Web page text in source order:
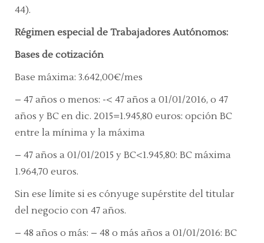
44).
Régimen especial de Trabajadores Autónomos:
Bases de cotización
Base máxima: 3.642,00€/mes
– 47 años o menos: -< 47 años a 01/01/2016, o 47
años y BC en dic. 2015=1.945,80 euros: opción BC
entre la mínima y la máxima
– 47 años a 01/01/2015 y BC<1.945,80: BC máxima
1.964,70 euros.
Sin ese límite si es cónyuge supérstite del titular
del negocio con 47 años.
– 48 años o más: – 48 o más años a 01/01/2016: BC